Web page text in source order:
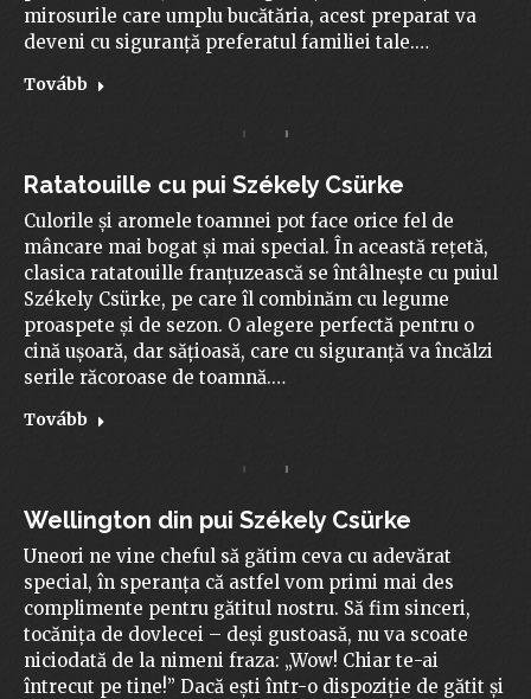
mirosurile care umplu bucătăria, acest preparat va
deveni cu siguranță preferatul familiei tale.…
Tovább
Ratatouille cu pui Székely Csürke
Culorile și aromele toamnei pot face orice fel de
mâncare mai bogat și mai special. În această rețetă,
clasica ratatouille franțuzească se întâlnește cu puiul
Székely Csürke, pe care îl combinăm cu legume
proaspete și de sezon. O alegere perfectă pentru o
cină ușoară, dar sățioasă, care cu siguranță va încălzi
serile răcoroase de toamnă.…
Tovább
Wellington din pui Székely Csürke
Uneori ne vine cheful să gătim ceva cu adevărat
special, în speranța că astfel vom primi mai des
complimente pentru gătitul nostru. Să fim sinceri,
tocănița de dovlecei – deși gustoasă, nu va scoate
niciodată de la nimeni fraza: „Wow! Chiar te-ai
întrecut pe tine!” Dacă ești într-o dispoziție de gătit și